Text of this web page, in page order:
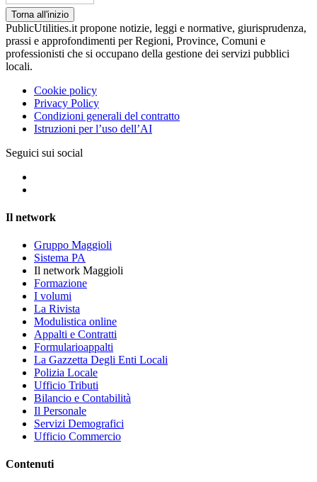
Torna all'inizio
PublicUtilities.it propone notizie, leggi e normative, giurisprudenza,
prassi e approfondimenti per Regioni, Province, Comuni e
professionisti che si occupano della gestione dei servizi pubblici
locali.
Cookie policy
Privacy Policy
Condizioni generali del contratto
Istruzioni per l’uso dell’AI
Seguici sui social
Il network
Gruppo Maggioli
Sistema PA
Il network Maggioli
Formazione
I volumi
La Rivista
Modulistica online
Appalti e Contratti
Formularioappalti
La Gazzetta Degli Enti Locali
Polizia Locale
Ufficio Tributi
Bilancio e Contabilità
Il Personale
Servizi Demografici
Ufficio Commercio
Contenuti